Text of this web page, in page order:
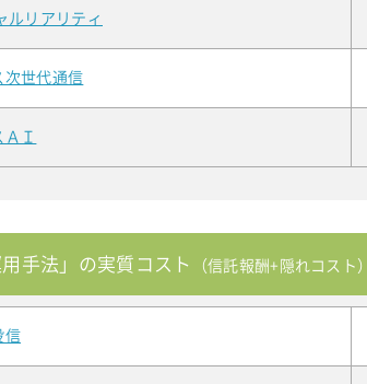
ルリアリティ
次世代通信
Ｉ
手法」の実質コスト （信託報酬+隠れコスト）
信